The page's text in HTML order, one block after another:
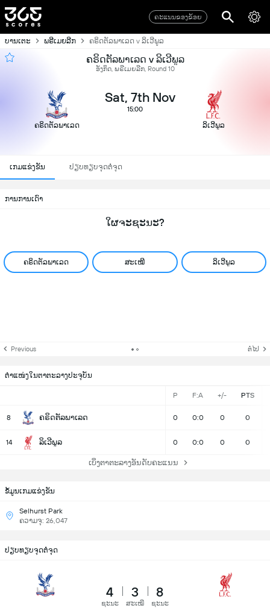
ຄະແນນຂອງຂ້ອຍ
ບານເຕະ ພຣີເມຍລີກ ຄຣິດຕັລພາເລດ v ລິເວີພູລ
ຄຣິດຕັລພາເລດ v ລິເວີພູລ
ອັງກິດ, ພຣີເມຍລີກ, Round 10
ຄຣິດຕັລພາເລດ
Sat, 7th Nov
15:00
ລິເວີພູລ
ເກມແຂ່ງຂັນ ປຽບທຽບຈຸດຕໍ່ຈຸດ
ການການເດົາ
ໃຜຈະຊະນະ?
ຄຣິດຕັລພາເລດ ສະເໝີ ລິເວີພູລ
Previous ຕໍ່ໄປ
ຕຳແໜ່ງໃນຕາຕະລາງປະຈຸບັນ
P F:A +/- PTS
8 ຄຣິດຕັລພາເລດ 0 0:0 0 0
14 ລິເວີພູລ 0 0:0 0 0
ເບິ່ງຕາຕະລາງອັນດັບຄະແນນ
ຂ້ໍມູນເກມແຂ່ງຂັນ
Selhurst Park
ຄວາມຈຸ: 26,047
ປຽບທຽບຈຸດຕໍ່ຈຸດ
4
ຊະນະ
3
ສະເໝີ
8
ຊະນະ